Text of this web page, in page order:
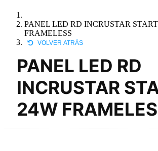
PANEL LED RD INCRUSTAR
FRAMELESS
VOLVER ATRÁS
PANEL LED RD
INCRUSTAR
24W